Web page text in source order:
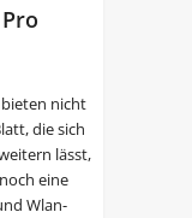
nicht
die sich
lässt,
eine
Wlan-